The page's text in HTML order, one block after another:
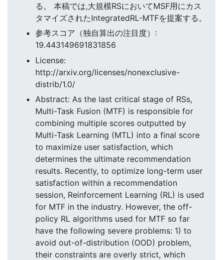
る。 本稿では,大規模RSにおいてMSF用にカス
タマイズされたIntegratedRL-MTFを提案する。
参考スコア（独自算出の注目度）:
19.443149691831856
License:
http://arxiv.org/licenses/nonexclusive-
distrib/1.0/
Abstract: As the last critical stage of RSs,
Multi-Task Fusion (MTF) is responsible for
combining multiple scores outputted by
Multi-Task Learning (MTL) into a final score
to maximize user satisfaction, which
determines the ultimate recommendation
results. Recently, to optimize long-term user
satisfaction within a recommendation
session, Reinforcement Learning (RL) is used
for MTF in the industry. However, the off-
policy RL algorithms used for MTF so far
have the following severe problems: 1) to
avoid out-of-distribution (OOD) problem,
their constraints are overly strict, which